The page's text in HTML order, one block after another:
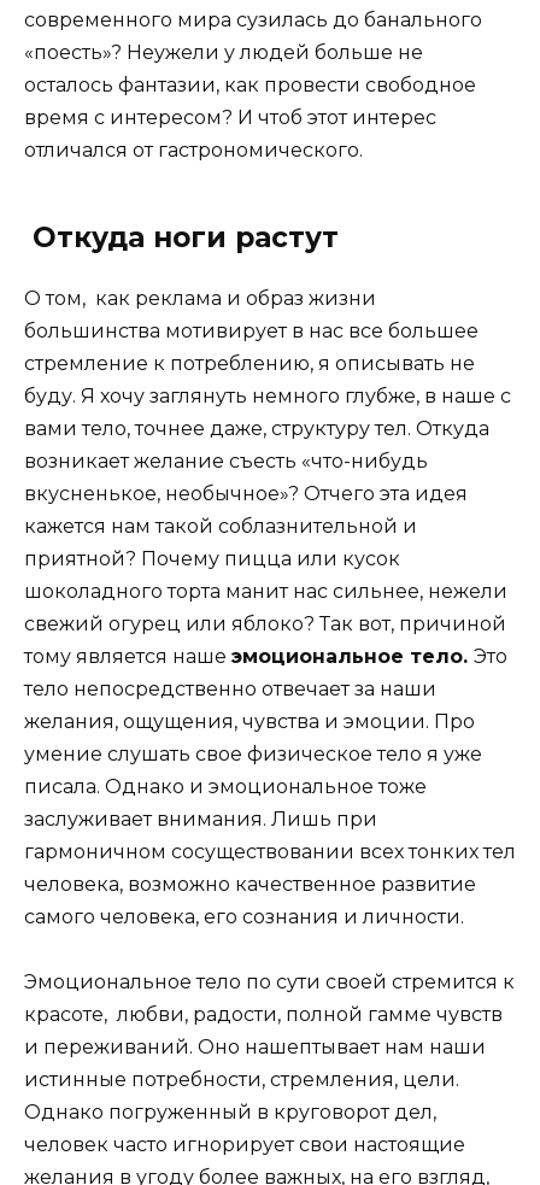
современного мира сузилась до банального
«поесть»? Неужели у людей больше не
осталось фантазии, как провести свободное
время с интересом? И чтоб этот интерес
отличался от гастрономического.
Откуда ноги растут
О том, как реклама и образ жизни
большинства мотивирует в нас все большее
стремление к потреблению, я описывать не
буду. Я хочу заглянуть немного глубже, в наше с
вами тело, точнее даже, структуру тел. Откуда
возникает желание съесть «что-нибудь
вкусненькое, необычное»? Отчего эта идея
кажется нам такой соблазнительной и
приятной? Почему пицца или кусок
шоколадного торта манит нас сильнее, нежели
свежий огурец или яблоко? Так вот, причиной
тому является наше эмоциональное тело. Это
тело непосредственно отвечает за наши
желания, ощущения, чувства и эмоции. Про
умение слушать свое физическое тело я уже
писала. Однако и эмоциональное тоже
заслуживает внимания. Лишь при
гармоничном сосуществовании всех тонких тел
человека, возможно качественное развитие
самого человека, его сознания и личности.
Эмоциональное тело по сути своей стремится к
красоте, любви, радости, полной гамме чувств
и переживаний. Оно нашептывает нам наши
истинные потребности, стремления, цели.
Однако погруженный в круговорот дел,
человек часто игнорирует свои настоящие
желания в угоду более важных, на его взгляд,